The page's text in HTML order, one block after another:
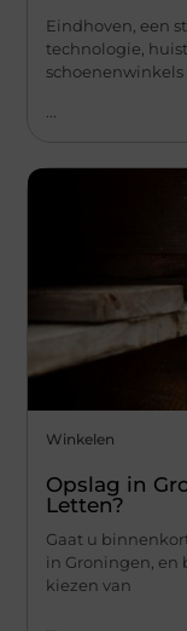
Eindhoven, een
technologie,
schoenenwinkels
...
Winkelen
Opslag in
Letten?
Gaat u
in Groningen, en
kiezen van